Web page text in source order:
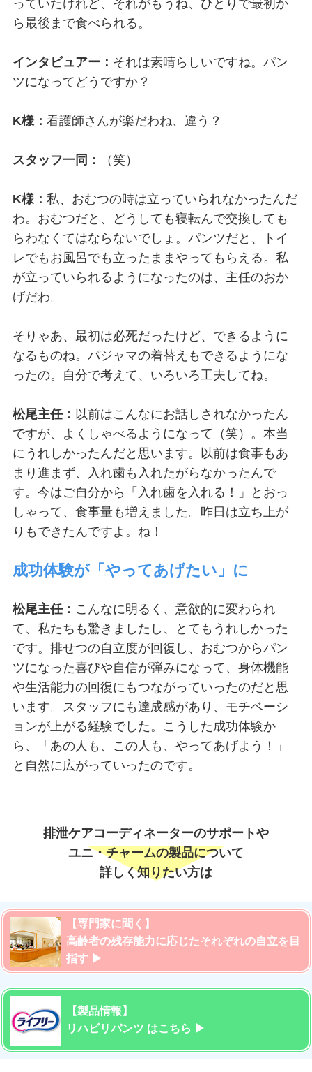
っていたけれど、それがもうね、ひとりで最初か
ら最後まで食べられる。
インタビュアー： それは素晴らしいですね。パン
ツになってどうですか？
K様： 看護師さんが楽だわね、違う？
スタッフ一同： （笑）
K様： 私、おむつの時は立っていられなかったんだ
わ。おむつだと、どうしても寝転んで交換しても
らわなくてはならないでしょ。パンツだと、トイ
レでもお風呂でも立ったままやってもらえる。私
が立っていられるようになったのは、主任のおか
げだわ。
そりゃあ、最初は必死だったけど、できるように
なるものね。パジャマの着替えもできるようにな
ったの。自分で考えて、いろいろ工夫してね。
松尾主任： 以前はこんなにお話しされなかったん
ですが、よくしゃべるようになって（笑）。本当
にうれしかったんだと思います。以前は食事もあ
まり進まず、入れ歯も入れたがらなかったんで
す。今はご自分から「入れ歯を入れる！」とおっ
しゃって、食事量も増えました。昨日は立ち上が
りもできたんですよ。ね！
成功体験が「やってあげたい」に
松尾主任： こんなに明るく、意欲的に変わられ
て、私たちも驚きましたし、とてもうれしかった
です。排せつの自立度が回復し、おむつからパン
ツになった喜びや自信が弾みになって、身体機能
や生活能力の回復にもつながっていったのだと思
います。スタッフにも達成感があり、モチベーシ
ョンが上がる経験でした。こうした成功体験か
ら、「あの人も、この人も、やってあげよう！」
と自然に広がっていったのです。
排泄ケアコーディネーターのサポートや
ユニ・チャームの製品について
詳しく知りたい方は
【専門家に聞く】
高齢者の残存能力に応じたそれぞれの自立を目
指す ▶︎
【製品情報】
リハビリパンツ はこちら ▶︎